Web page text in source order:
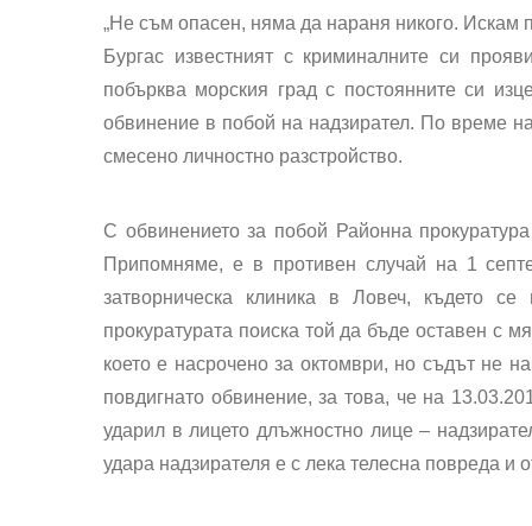
„Не съм опасен, няма да нараня никого. Искам
Бургас известният с криминалните си
побърква морския град с постоянните си
обвинение в побой на надзирател. По време
смесено личностно разстройство.
С обвинението за побой Районна
Припомняме, е в противен случай на 1
затворническа клиника в Ловеч, където
прокуратурата поиска той да бъде оставен с
което е насрочено за октомври, но съдът не
повдигнато обвинение, за това, че на
ударил в лицето длъжностно лице –
удара надзирателя е с лека телесна повреда и